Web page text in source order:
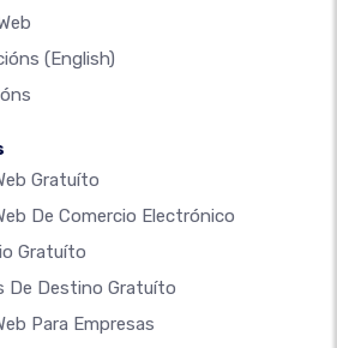
(English)
Gratuíto
De Comercio Electrónico
Gratuíto
De Destino Gratuíto
Para Empresas